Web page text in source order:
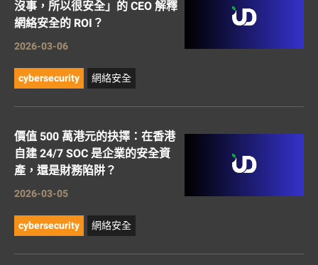
沒事，所以很安全」的 CEO 解釋
網絡安全的 ROI？
2026-03-06
cybersecurity 網絡安全
價值 500 萬港元的抉擇：在香港
自建 24/7 SOC 是企業的安全資
產，還是財務陷阱？
2026-03-05
cybersecurity 網絡安全